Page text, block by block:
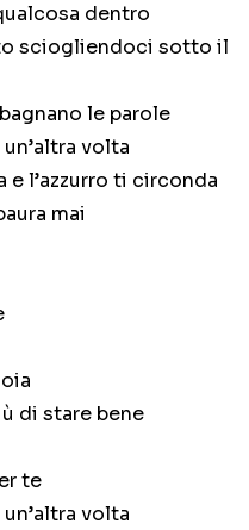
dentro
sciogliendoci sotto il
le parole
volta
e l’azzurro ti circonda
mai
di stare bene
te
volta